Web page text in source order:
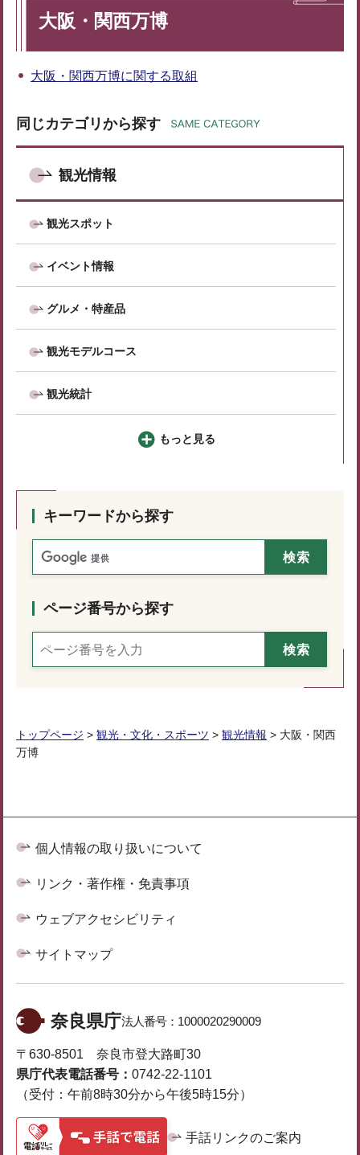
大阪・関西万博
大阪・関西万博に関する取組
同じカテゴリから探す
観光情報
観光スポット
イベント情報
グルメ・特産品
観光モデルコース
観光統計
もっと見る
キーワードから探す
ページ番号から探す
トップページ > 観光・文化・スポーツ > 観光情報 > 大阪・関西
万博
個人情報の取り扱いについて
リンク・著作権・免責事項
ウェブアクセシビリティ
サイトマップ
奈良県庁法人番号： 1000020290009
〒630-8501 奈良市登大路町30
県庁代表電話番号： 0742-22-1101
（受付：午前8時30分から午後5時15分）
手話リンクのご案内